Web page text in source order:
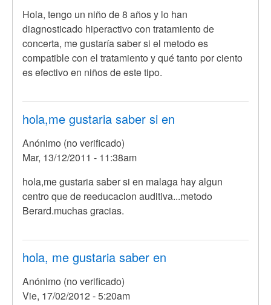
Hola, tengo un niño de 8 años y lo han
diagnosticado hiperactivo con tratamiento de
concerta, me gustaría saber si el metodo es
compatible con el tratamiento y qué tanto por ciento
es efectivo en niños de este tipo.
hola,me gustaria saber si en
Anónimo (no verificado)
Mar, 13/12/2011 - 11:38am
hola,me gustaria saber si en malaga hay algun
centro que de reeducacion auditiva...metodo
Berard.muchas gracias.
hola, me gustaria saber en
Anónimo (no verificado)
Vie, 17/02/2012 - 5:20am